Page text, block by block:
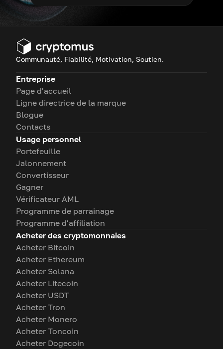
Communauté, Fiabilité, Motivation, Soutien.
Entreprise
Page d'accueil
Ligne directrice de la marque
Blogue
Contacts
Usage personnel
Portefeuille
Jalonnement
Convertisseur
Gagner
Vérificateur AML
Programme de parrainage
Programme d'affiliation
Acheter des cryptomonnaies
Acheter Bitcoin
Acheter Ethereum
Acheter Solana
Acheter Litecoin
Acheter USDT
Acheter Tron
Acheter Monero
Acheter Toncoin
Acheter Dogecoin